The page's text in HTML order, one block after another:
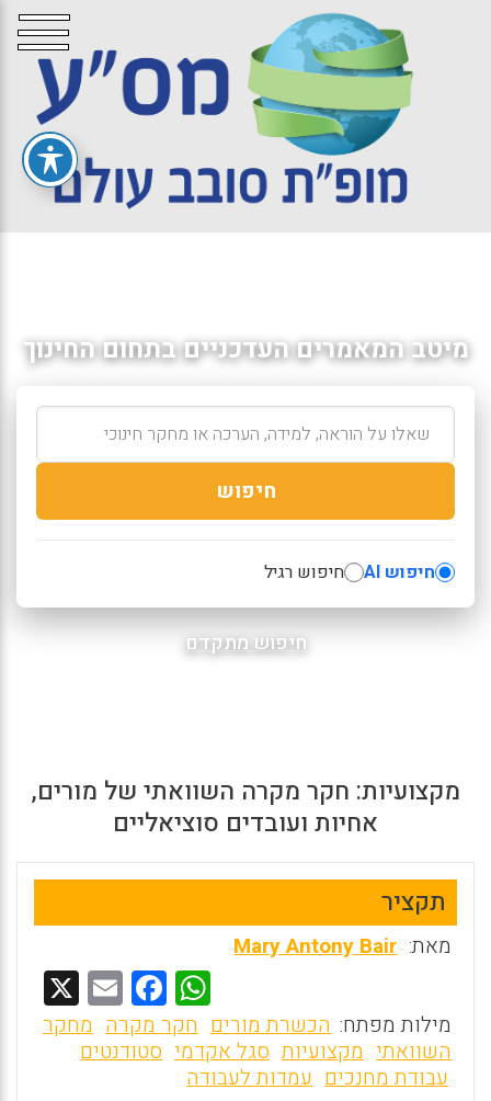
מיטב המאמרים העדכניים בתחום החינוך
חיפוש
חיפוש AI חיפוש רגיל
חיפוש מתקדם
מקצועיות: חקר מקרה השוואתי של מורים,
אחיות ועובדים סוציאליים
תקציר
מאת: Mary Antony Bair
W
h
at
F
a
ce
E
m
ai
מילות מפתח: הכשרת מורים חקר מקרה מחקר
השוואתי מקצועיות סגל אקדמי סטודנטים
עבודת מחנכים עמדות לעבודה